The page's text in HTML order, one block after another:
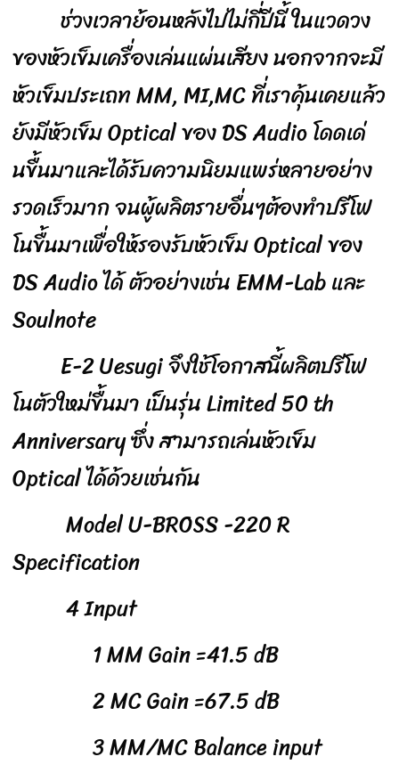
ช่วงเวลาย้อนหลังไปไม่กี่ปีนี้ ในแวดวง
ของหัวเข็มเครื่องเล่นแผ่นเสียง นอกจากจะมี
หัวเข็มประเถท MM, MI,MC ที่เราคุ้นเคยแล้ว
ยังมีหัวเข็ม Optical ของ DS Audio โดดเด่
นขื้นมาและได้รับความนิยมแพร่หลายอย่าง
รวดเร็วมาก จนผู้ผลิตรายอื่นๆต้องทำปรีโฟ
โนขื้นมาเพื่อให้รองรับหัวเข็ม Optical ของ
DS Audio ได้ ตัวอย่างเช่น EMM-Lab และ
Soulnote
E-2 Uesugi จึงใช้โอกาสนี้ผลิตปรีโฟ
โนตัวใหม่ขื้นมา เป็นรุ่น Limited 50 th
Anniversary ซึ่ง สามารถเล่นหัวเข็ม
Optical ได้ด้วยเช่นกัน
Model U-BROSS -220 R
Specification
4 Input
1 MM Gain =41.5 dB
2 MC Gain =67.5 dB
3 MM/MC Balance input